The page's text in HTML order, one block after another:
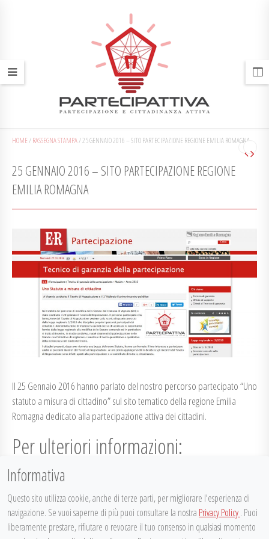
HOME/RASSEGNA STAMPA/25 GENNAIO 2016 – SITO PARTECIPAZIONE REGIONE EMILIA ROMAGNA
25 GENNAIO 2016 – SITO PARTECIPAZIONE REGIONE
EMILIA ROMAGNA
Il 25 Gennaio 2016 hanno parlato del nostro percorso partecipato “Uno
statuto a misura di cittadino” sul sito tematico della regione Emilia
Romagna dedicato alla partecipazione attiva dei cittadini.
Per ulteriori informazioni:
http://partecipazione.regione.emilia-romagna.it/tecnico-di-
Comune di Vignola e nuovo Statuto: con il primo Tavolo di
Negoziazione via agli incontri con i cittadini
Informativa
Questo sito utilizza cookie, anche di terze parti, per migliorare l'esperienza di
navigazione. Se vuoi saperne di più puoi consultare la nostra Privacy Policy. Puoi
liberamente prestare, rifiutare o revocare il tuo consenso in qualsiasi momento